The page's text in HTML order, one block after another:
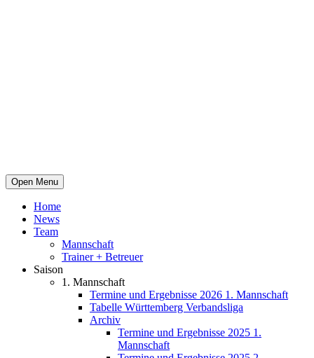
Open Menu
Home
News
Team
Mannschaft
Trainer + Betreuer
Saison
1. Mannschaft
Termine und Ergebnisse 2026 1. Mannschaft
Tabelle Württemberg Verbandsliga
Archiv
Termine und Ergebnisse 2025 1.
Mannschaft